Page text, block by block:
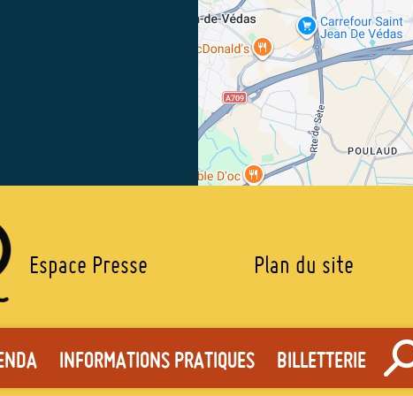
STICKY
INFORMATIONS PRATIQUES BILLETTERIE
PIED
DE
Espace Presse Plan du site